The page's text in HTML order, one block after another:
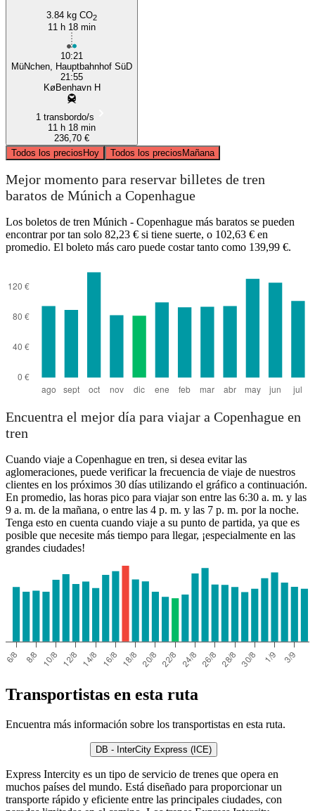
3.84 kg CO2
11 h 18 min
10:21
MüNchen, Hauptbahnhof SüD
21:55
KøBenhavn H
1 transbordo/s
11 h 18 min
236,70 €
Todos los preciosHoy Todos los preciosMañana
Mejor momento para reservar billetes de tren
baratos de Múnich a Copenhague
Los boletos de tren Múnich - Copenhague más baratos se pueden
encontrar por tan solo 82,23 € si tiene suerte, o 102,63 € en
promedio. El boleto más caro puede costar tanto como 139,99 €.
Encuentra el mejor día para viajar a Copenhague en
tren
Cuando viaje a Copenhague en tren, si desea evitar las
aglomeraciones, puede verificar la frecuencia de viaje de nuestros
clientes en los próximos 30 días utilizando el gráfico a continuación.
En promedio, las horas pico para viajar son entre las 6:30 a. m. y las
9 a. m. de la mañana, o entre las 4 p. m. y las 7 p. m. por la noche.
Tenga esto en cuenta cuando viaje a su punto de partida, ya que es
posible que necesite más tiempo para llegar, ¡especialmente en las
grandes ciudades!
Transportistas en esta ruta
Encuentra más información sobre los transportistas en esta ruta.
DB - InterCity Express (ICE)
Express Intercity es un tipo de servicio de trenes que opera en
muchos países del mundo. Está diseñado para proporcionar un
transporte rápido y eficiente entre las principales ciudades, con